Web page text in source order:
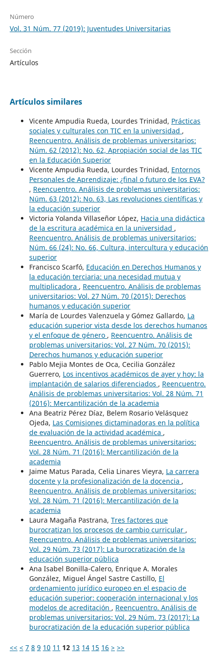
Número
Vol. 31 Núm. 77 (2019): Juventudes Universitarias
Sección
Artículos
Artículos similares
Vicente Ampudia Rueda, Lourdes Trinidad, Prácticas
sociales y culturales con TIC en la universidad ,
Reencuentro. Análisis de problemas universitarios:
Núm. 62 (2012): No. 62, Apropiación social de las TIC
en la Educación Superior
Vicente Ampudia Rueda, Lourdes Trinidad, Entornos
Personales de Aprendizaje: ¿final o futuro de los EVA?
, Reencuentro. Análisis de problemas universitarios:
Núm. 63 (2012): No. 63, Las revoluciones científicas y
la educación superior
Victoria Yolanda Villaseñor López, Hacia una didáctica
de la escritura académica en la universidad ,
Reencuentro. Análisis de problemas universitarios:
Núm. 66 (24): No. 66, Cultura, intercultura y educación
superior
Francisco Scarfó, Educación en Derechos Humanos y
la educación terciaria: una necesidad mutua y
multiplicadora , Reencuentro. Análisis de problemas
universitarios: Vol. 27 Núm. 70 (2015): Derechos
humanos y educación superior
María de Lourdes Valenzuela y Gómez Gallardo, La
educación superior vista desde los derechos humanos
y el enfoque de género , Reencuentro. Análisis de
problemas universitarios: Vol. 27 Núm. 70 (2015):
Derechos humanos y educación superior
Pablo Mejia Montes de Oca, Cecilia González
Guerrero, Los incentivos académicos de ayer y hoy: la
implantación de salarios diferenciados , Reencuentro.
Análisis de problemas universitarios: Vol. 28 Núm. 71
(2016): Mercantilización de la academia
Ana Beatriz Pérez Díaz, Belem Rosario Velásquez
Ojeda, Las Comisiones dictaminadoras en la política
de evaluación de la actividad académica ,
Reencuentro. Análisis de problemas universitarios:
Vol. 28 Núm. 71 (2016): Mercantilización de la
academia
Jaime Matus Parada, Celia Linares Vieyra, La carrera
docente y la profesionalización de la docencia ,
Reencuentro. Análisis de problemas universitarios:
Vol. 28 Núm. 71 (2016): Mercantilización de la
academia
Laura Magaña Pastrana, Tres factores que
burocratizan los procesos de cambio curricular ,
Reencuentro. Análisis de problemas universitarios:
Vol. 29 Núm. 73 (2017): La burocratización de la
educación superior pública
Ana Isabel Bonilla-Calero, Enrique A. Morales
González, Miguel Ángel Sastre Castillo, El
ordenamiento jurídico europeo en el espacio de
educación superior: cooperación internacional y los
modelos de acreditación , Reencuentro. Análisis de
problemas universitarios: Vol. 29 Núm. 73 (2017): La
burocratización de la educación superior pública
<< < 7 8 9 10 11 12 13 14 15 16 > >>